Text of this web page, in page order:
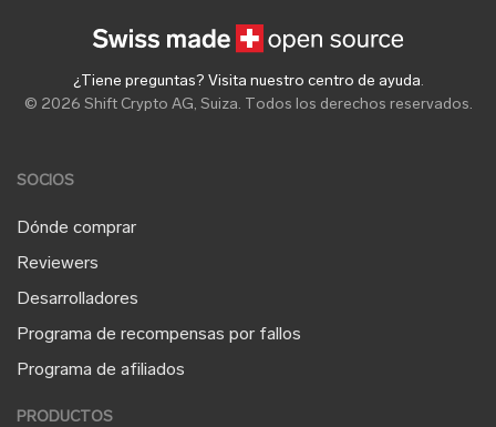
¿Tiene preguntas? Visita nuestro centro de ayuda.
© 2026 Shift Crypto AG, Suiza. Todos los derechos reservados.
SOCIOS
Dónde comprar
Reviewers
Desarrolladores
Programa de recompensas por fallos
Programa de afiliados
PRODUCTOS